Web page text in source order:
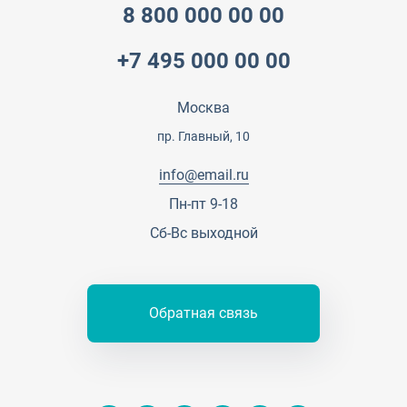
8 800 000 00 00
+7 495 000 00 00
Москва
пр. Главный, 10
info@email.ru
Пн-пт 9-18
Сб-Вс выходной
Обратная связь
Презентации и каталоги
Партнерская программа
Специалисты